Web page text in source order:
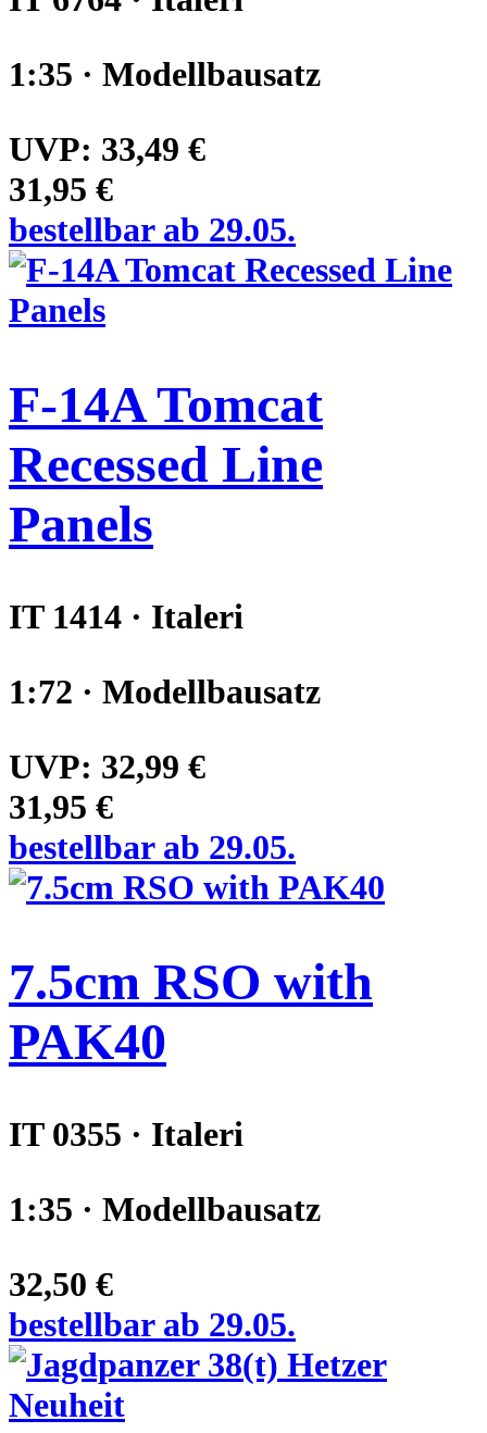
1:35 · Modellbausatz
UVP: 33,49 €
31,95 €
bestellbar ab 29.05.
F-14A Tomcat
Recessed Line
Panels
IT 1414 · Italeri
1:72 · Modellbausatz
UVP: 32,99 €
31,95 €
bestellbar ab 29.05.
7.5cm RSO with
PAK40
IT 0355 · Italeri
1:35 · Modellbausatz
32,50 €
bestellbar ab 29.05.
Neuheit